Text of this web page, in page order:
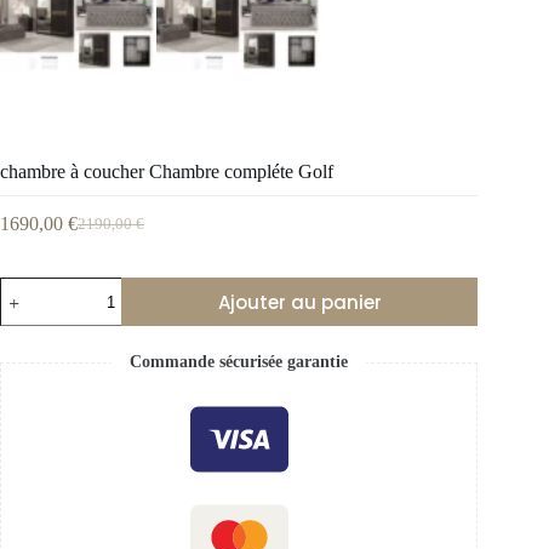
chambre à coucher Chambre compléte Golf
2190,00€
1690,00 €
Ajouter au panier
Commande sécurisée garantie